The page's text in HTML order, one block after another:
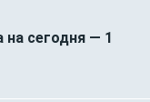
на сегодня — 1